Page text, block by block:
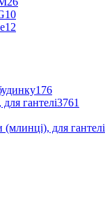
10
12
176
гантелі3761
для гантелі